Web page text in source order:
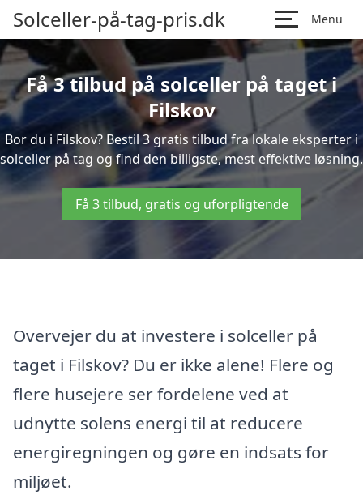
Solceller-på-tag-pris.dk Menu
Få 3 tilbud på solceller på taget i
Filskov
Bor du i Filskov? Bestil 3 gratis tilbud fra lokale eksperter i
solceller på tag og find den billigste, mest effektive løsning.
Få 3 tilbud, gratis og uforpligtende
Overvejer du at investere i solceller på
taget i Filskov? Du er ikke alene! Flere og
flere husejere ser fordelene ved at
udnytte solens energi til at reducere
energiregningen og gøre en indsats for
miljøet.